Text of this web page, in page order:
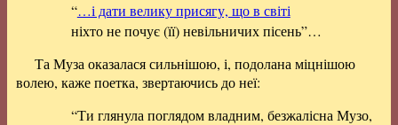
“…і дати велику присягу, що в світі
ніхто не почує (її) невільничих пісень”…
Та Муза оказалася сильнішою, і, подолана міцнішою
волею, каже поетка, звертаючись до неї:
“Ти глянула поглядом владним, безжалісна Музо,